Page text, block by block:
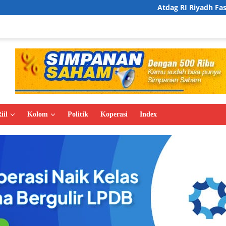
Atdag RI Riyadh Fasilitasi Business
Kolom Politik Koperasi Index